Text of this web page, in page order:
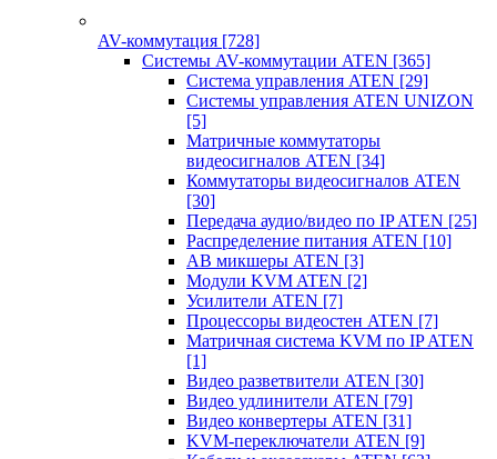
AV-коммутация [728]
Системы AV-коммутации ATEN [365]
Система управления ATEN [29]
Системы управления ATEN UNIZON
[5]
Матричные коммутаторы
видеосигналов ATEN [34]
Коммутаторы видеосигналов ATEN
[30]
Передача аудио/видео по IP ATEN [25]
Распределение питания ATEN [10]
АВ микшеры ATEN [3]
Модули KVM ATEN [2]
Усилители ATEN [7]
Процессоры видеостен ATEN [7]
Матричная система KVM по IP ATEN
[1]
Видео разветвители ATEN [30]
Видео удлинители ATEN [79]
Видео конвертеры ATEN [31]
KVM-переключатели ATEN [9]